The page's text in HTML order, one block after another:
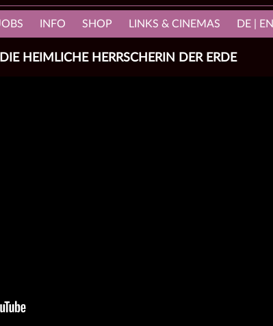
INFO SHOP LINKS & CINEMAS DE | EN
HEIMLICHE HERRSCHERIN DER ERDE